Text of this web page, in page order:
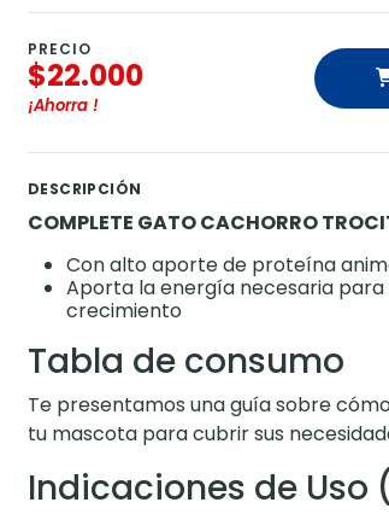
PRECIO
$22.000
¡Ahorra !
DESCRIPCIÓN
COMPLETE GATO CACHORRO
Con alto aporte de proteína
Aporta la energía necesaria
crecimiento
Tabla de consumo
Te presentamos una guía sobre
tu mascota para cubrir sus
Indicaciones de